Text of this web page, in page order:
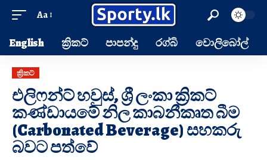
Aa
English ක්‍රිකට් පාපන්දු රග්බි වොලිබෝල්
ක්‍රිකට්
එලිෆන්ට් හවුස්, ශ්‍රී ලංකා ක්‍රිකට්
කණ්ඩායමේ නිල කාබනීකෘත බීම
(Carbonated Beverage) සහකරු
බවට පත්වේ